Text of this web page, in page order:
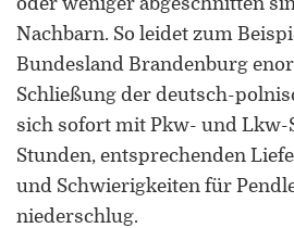
Nachbarn. So leidet zum
Bundesland Brandenburg
Schließung der deutsch-
sich sofort mit Pkw- und Lkw-
Stunden, entsprechenden
und Schwierigkeiten für
niederschlug.